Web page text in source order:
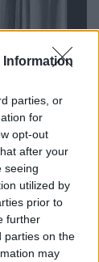
Information
parties, or
for
opt-out
after your
seeing
utilized by
prior to
further
parties on the
may